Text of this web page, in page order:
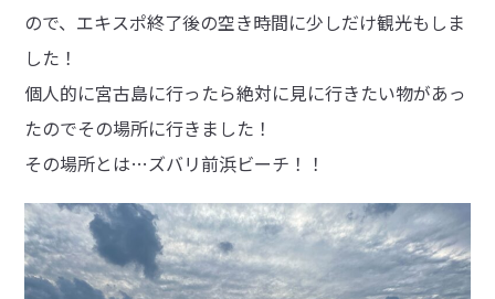
ので、エキスポ終了後の空き時間に少しだけ観光もしま
した！
個人的に宮古島に行ったら絶対に見に行きたい物があっ
たのでその場所に行きました！
その場所とは…ズバリ前浜ビーチ！！